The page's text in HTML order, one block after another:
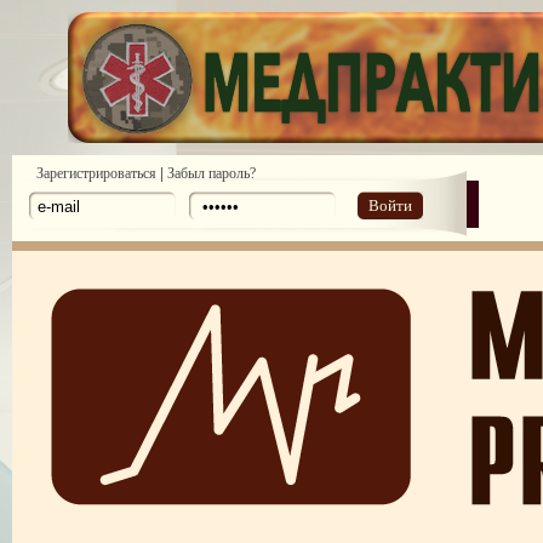
Зарегистрироваться | Забыл пароль?
Войти
18-й Всемирный Конгресс по медицинскому праву